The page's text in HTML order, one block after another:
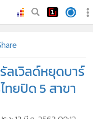
ลเวิลด์หยุดบาร์
ทยปิด 5 สาขา